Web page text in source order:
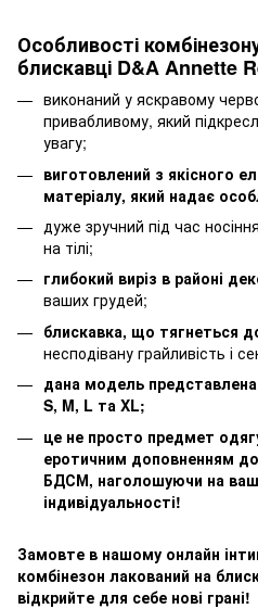
Особливості
блискавці D&A Annette
виконаний у яскравому
привабливому, який
увагу;
виготовлений з якісного
матеріалу, який надає
дуже зручний під час
на тілі;
глибокий виріз в районі
ваших грудей;
блискавка, що тягнеться
несподівану грайливість і
дана модель представлена
S, M, L та XL;
це не просто предмет
еротичним доповненням до
БДСМ, наголошуючи на
індивідуальності!
Замовте в нашому онлайн
комбінезон лакований на
відкрийте для себе нові грані!